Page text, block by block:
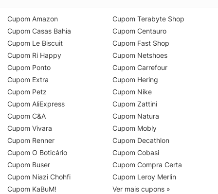
Cupom Amazon
Cupom Casas Bahia
Cupom Le Biscuit
Cupom Ri Happy
Cupom Ponto
Cupom Extra
Cupom Petz
Cupom AliExpress
Cupom C&A
Cupom Vivara
Cupom Renner
Cupom O Boticário
Cupom Buser
Cupom Niazi Chohfi
Cupom KaBuM!
Cupom Terabyte Shop
Cupom Centauro
Cupom Fast Shop
Cupom Netshoes
Cupom Carrefour
Cupom Hering
Cupom Nike
Cupom Zattini
Cupom Natura
Cupom Mobly
Cupom Decathlon
Cupom Cobasi
Cupom Compra Certa
Cupom Leroy Merlin
Ver mais cupons »